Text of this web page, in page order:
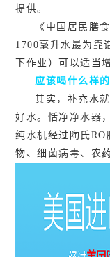
提供。
《中国居民膳
1700毫升水最为靠
下作业）可以适当
应该喝什么样的
其实，补充水
好水。恬净 净水器
纯水机经过陶氏RO
物、细菌病毒、农